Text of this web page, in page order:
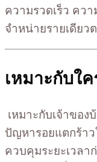
ความรวดเร็ว คว
จำหน่ายรายเดียว
เหมาะกับใ
เหมาะกับเจ้าขอ
ปัญหารอยแตกร้าว
ควบคุมระยะเวล